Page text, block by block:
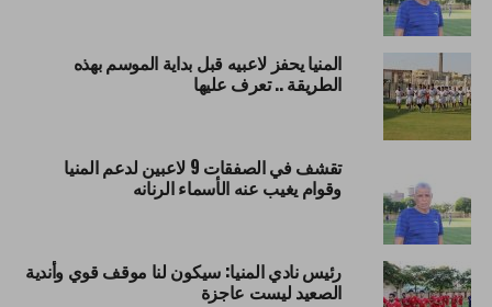
المنيا يحفز لاعبيه قبل بداية الموسم بهذه
الطريقة .. تعرف عليها
تقشف في الصفقات 9 لاعبين لدعم المنيا
وقوام يغيب عنه الأسماء الرنانه
رئيس نادي المنيا: سيكون لنا موقف قوي وأندية
الصعيد ليست عاجزة